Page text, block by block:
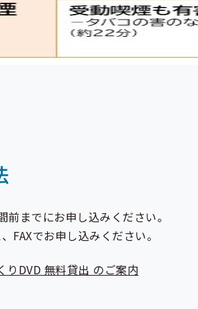
までにお申し込みください。
FAXでお申し込みください。
りDVD 無料貸出 のご案内